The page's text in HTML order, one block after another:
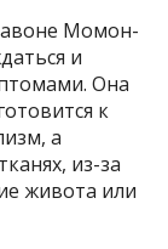
Момон-
и
Она
к
а
из-за
живота или